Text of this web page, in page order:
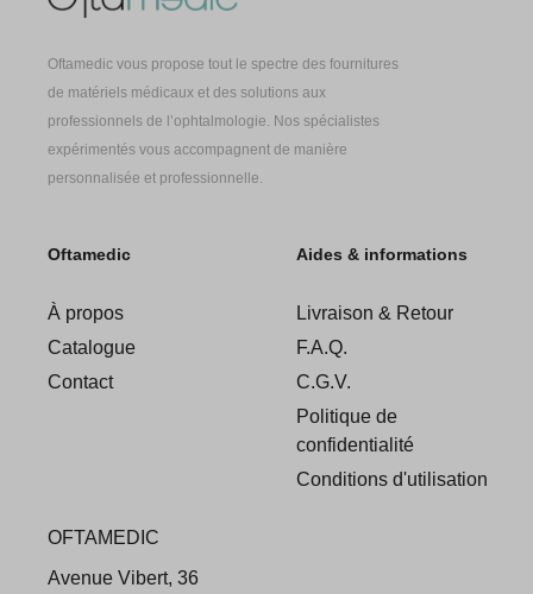
Oftamedic vous propose tout le spectre des fournitures
de matériels médicaux et des solutions aux
professionnels de l’ophtalmologie. Nos spécialistes
expérimentés vous accompagnent de manière
personnalisée et professionnelle.
Oftamedic
À propos
Catalogue
Contact
Aides & informations
Livraison & Retour
F.A.Q.
C.G.V.
Politique de
confidentialité
Conditions d'utilisation
OFTAMEDIC
Avenue Vibert, 36